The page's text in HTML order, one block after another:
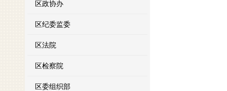
区政协办
区纪委监委
区法院
区检察院
区委组织部